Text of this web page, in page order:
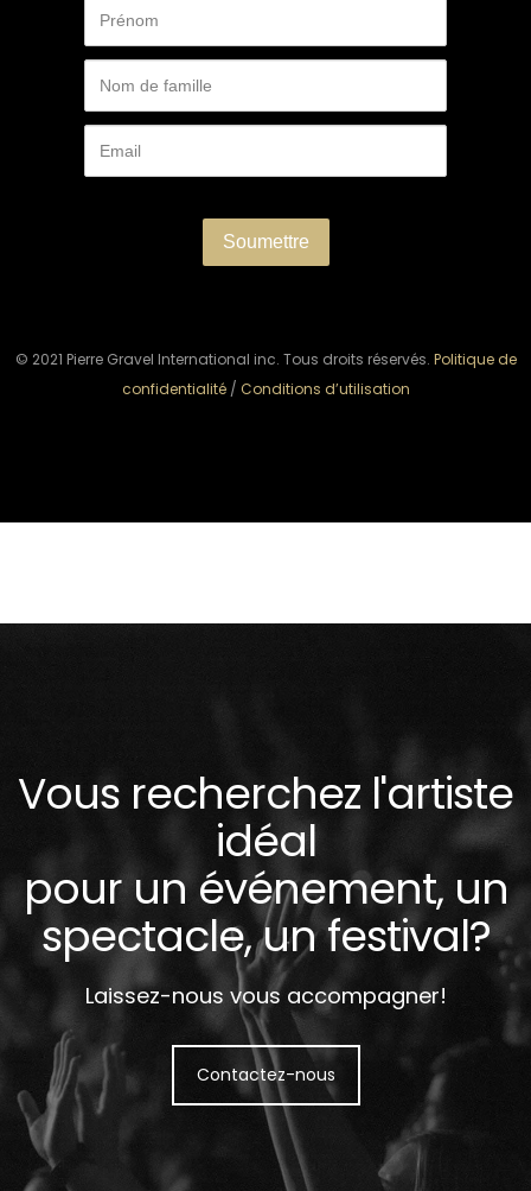
© 2021 Pierre Gravel International inc. Tous droits réservés. Politique de
confidentialité/ Conditions d’utilisation
Vous recherchez l'artiste
idéal
pour un événement, un
spectacle, un festival?
Laissez-nous vous accompagner!
Contactez-nous